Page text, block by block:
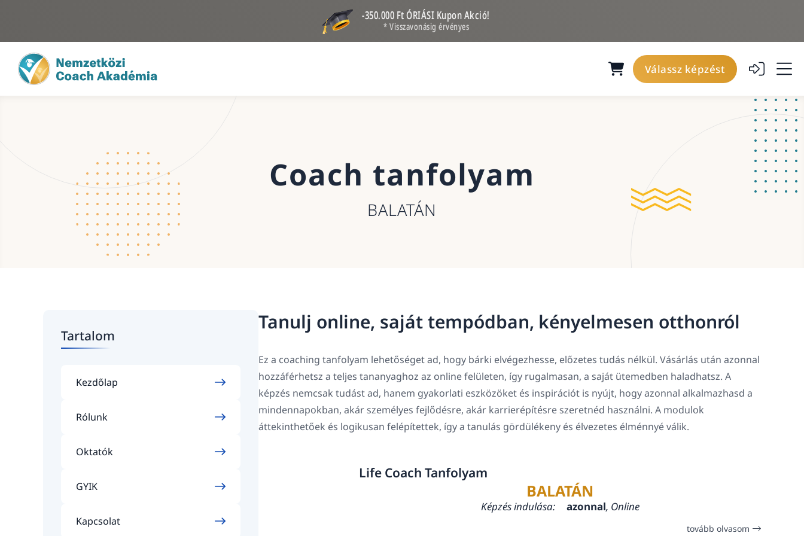
-350.000 Ft ÓRIÁSI Kupon Akció!
* Visszavonásig érvényes
Válassz képzést
Coach tanfolyam
BALATÁN
Tartalom
Kezdőlap
Rólunk
Oktatók
GYIK
Kapcsolat
Tanulj online, saját tempódban, kényelmesen otthonról
Ez a coaching tanfolyam lehetőséget ad, hogy bárki elvégezhesse, előzetes tudás nélkül. Vásárlás után azonnal
hozzáférhetsz a teljes tananyaghoz az online felületen, így rugalmasan, a saját ütemedben haladhatsz. A
képzés nemcsak tudást ad, hanem gyakorlati eszközöket és inspirációt is nyújt, hogy azonnal alkalmazhasd a
mindennapokban, akár személyes fejlődésre, akár karrierépítésre szeretnéd használni. A modulok
áttekinthetőek és logikusan felépítettek, így a tanulás gördülékeny és élvezetes élménnyé válik.
Life Coach Tanfolyam
BALATÁN
Képzés indulása: azonnal, Online
tovább olvasom